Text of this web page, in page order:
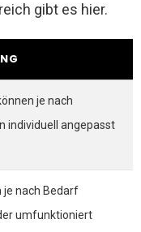
gibt es hier.
je nach
individuell angepasst
je nach Bedarf
umfunktioniert